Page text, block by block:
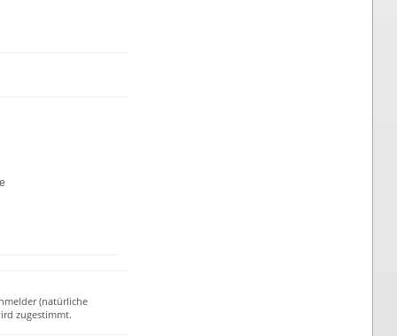
(natürliche
zugestimmt.